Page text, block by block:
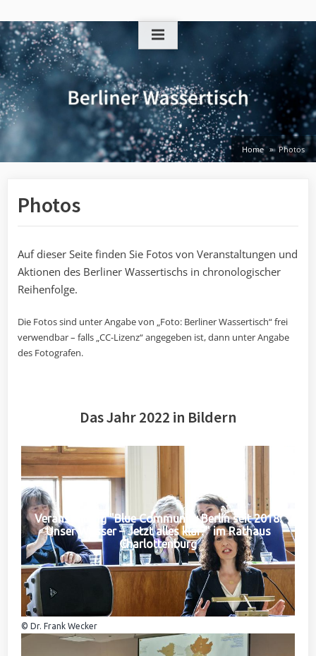
to
content
Home Photos
Photos
Auf dieser Seite finden Sie Fotos von Veranstaltungen und
Aktionen des Berliner Wassertischs in chronologischer
Reihenfolge.
Die Fotos sind unter Angabe von „Foto: Berliner Wassertisch“ frei
verwendbar – falls „CC-Lizenz“ angegeben ist, dann unter Angabe
des Fotografen.
Das Jahr 2022 in Bildern
Veranstaltung "Blue Community Berlin seit 2018:
Unser Wasser – Jetzt alles klar?" im Rathaus
Charlottenburg
© Dr. Frank Wecker